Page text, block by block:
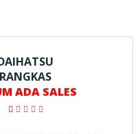
RANGKAS
ADA SALES